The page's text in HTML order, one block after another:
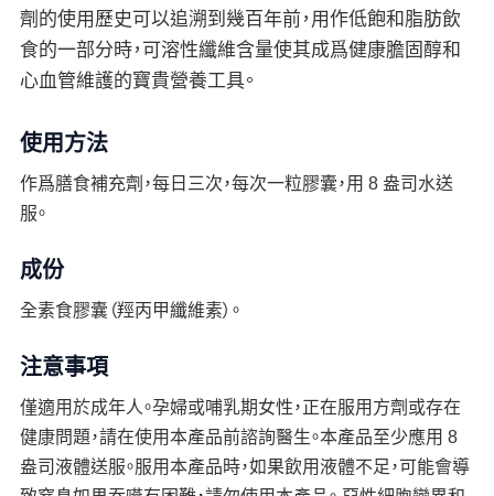
劑的使用歷史可以追溯到幾百年前，用作低飽和脂肪飲
食的一部分時，可溶性纖維含量使其成爲健康膽固醇和
心血管維護的寶貴營養工具。
使用方法
作爲膳食補充劑，每日三次，每次一粒膠囊，用 8 盎司水送
服。
成份
全素食膠囊（羥丙甲纖維素）。
注意事項
僅適用於成年人。孕婦或哺乳期女性，正在服用方劑或存在
健康問題，請在使用本產品前諮詢醫生。本產品至少應用 8
盎司液體送服。服用本產品時，如果飲用液體不足，可能會導